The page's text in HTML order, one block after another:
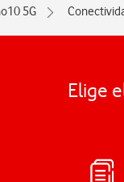
5G
Elige